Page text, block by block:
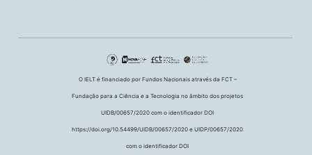
O IELT é financiado por Fundos Nacionais através da FCT –
Fundação para a Ciência e a Tecnologia no âmbito dos projetos
UIDB/00657/2020 com o identificador DOI
https://doi.org/10.54499/UIDB/00657/2020 e UIDP/00657/2020
com o identificador DOI